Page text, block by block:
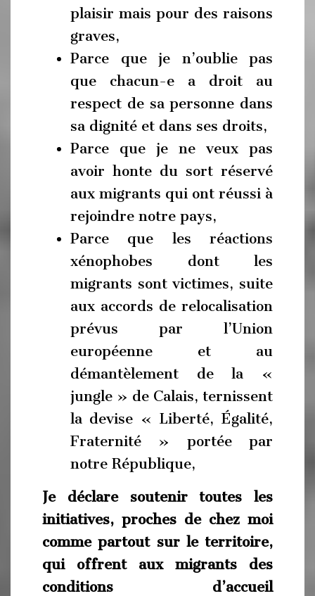
plaisir mais pour des raisons
graves,
Parce que je n’oublie pas
que chacun-e a droit au
respect de sa personne dans
sa dignité et dans ses droits,
Parce que je ne veux pas
avoir honte du sort réservé
aux migrants qui ont réussi à
rejoindre notre pays,
Parce que les réactions
xénophobes dont les
migrants sont victimes, suite
aux accords de relocalisation
prévus par l’Union
européenne et au
démantèlement de la «
jungle » de Calais, ternissent
la devise « Liberté, Égalité,
Fraternité » portée par
notre République,
Je déclare soutenir toutes les
initiatives, proches de chez moi
comme partout sur le territoire,
qui offrent aux migrants des
conditions d’accueil